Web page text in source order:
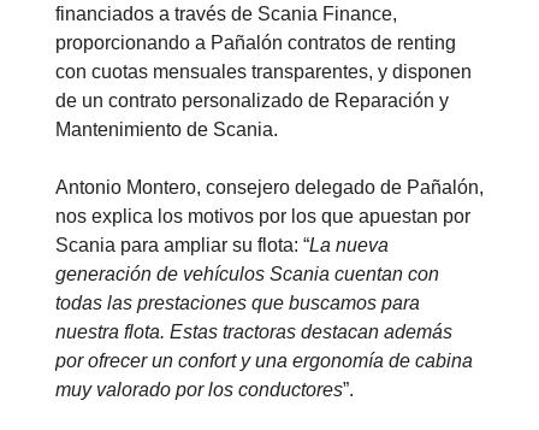
financiados a través de Scania Finance,
proporcionando a Pañalón contratos de renting
con cuotas mensuales transparentes, y disponen
de un contrato personalizado de Reparación y
Mantenimiento de Scania.
Antonio Montero, consejero delegado de Pañalón,
nos explica los motivos por los que apuestan por
Scania para ampliar su flota: “La nueva
generación de vehículos Scania cuentan con
todas las prestaciones que buscamos para
nuestra flota. Estas tractoras destacan además
por ofrecer un confort y una ergonomía de cabina
muy valorado por los conductores”.